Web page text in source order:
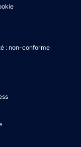
: non-conforme